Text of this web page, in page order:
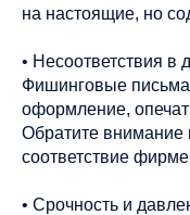
на настоящие, но
• Несоответствия в
Фишинговые письма
оформление,
Обратите внимание
соответствие
• Срочность и